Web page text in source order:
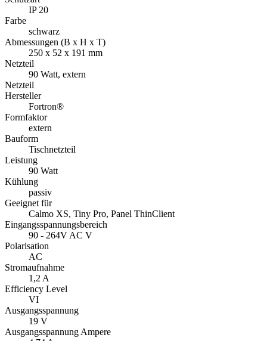
IP 20
Farbe
schwarz
Abmessungen (B x H x T)
250 x 52 x 191 mm
Netzteil
90 Watt, extern
Netzteil
Hersteller
Fortron®
Formfaktor
extern
Bauform
Tischnetzteil
Leistung
90 Watt
Kühlung
passiv
Geeignet für
Calmo XS, Tiny Pro, Panel ThinClient
Eingangsspannungsbereich
90 - 264V AC V
Polarisation
AC
Stromaufnahme
1,2 A
Efficiency Level
VI
Ausgangsspannung
19 V
Ausgangsspannung Ampere